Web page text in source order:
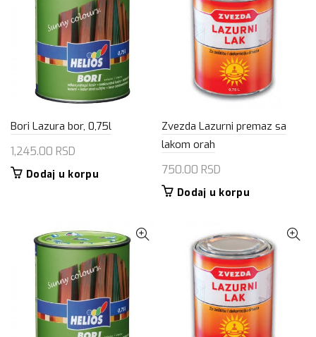
Bori Lazura bor, 0,75l
1,245.00 RSD
Dodaj u korpu
Zvezda Lazurni premaz sa
lakom orah
750.00 RSD
Dodaj u korpu